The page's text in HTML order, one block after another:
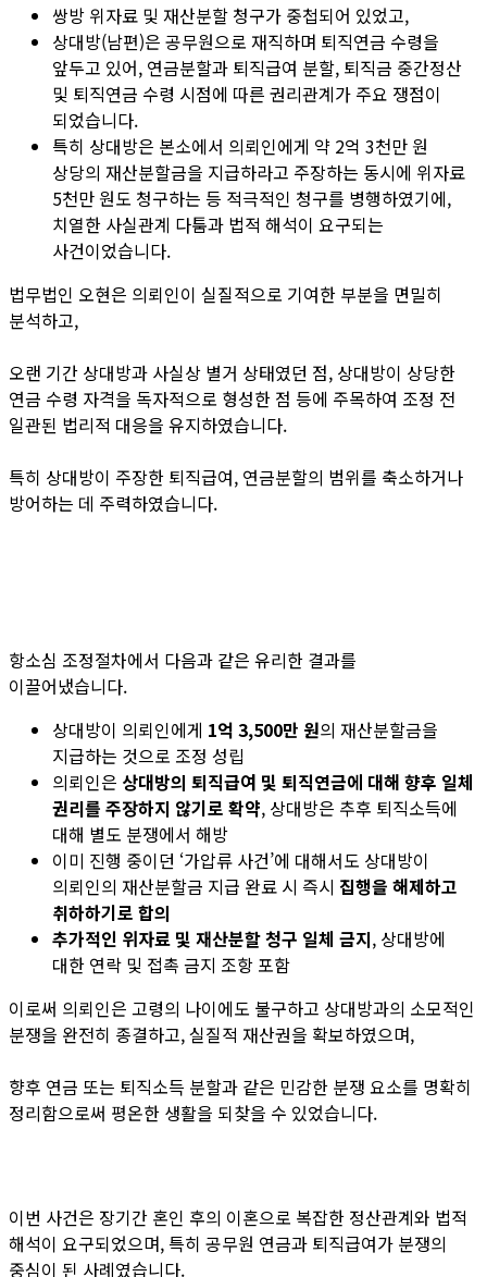
쌍방 위자료 및 재산분할 청구가 중첩되어 있었고,
상대방(남편)은 공무원으로 재직하며 퇴직연금 수령을
앞두고 있어, 연금분할과 퇴직급여 분할, 퇴직금 중간정산
및 퇴직연금 수령 시점에 따른 권리관계가 주요 쟁점이
되었습니다.
특히 상대방은 본소에서 의뢰인에게 약 2억 3천만 원
상당의 재산분할금을 지급하라고 주장하는 동시에 위자료
5천만 원도 청구하는 등 적극적인 청구를 병행하였기에,
치열한 사실관계 다툼과 법적 해석이 요구되는
사건이었습니다.
법무법인 오현은 의뢰인이 실질적으로 기여한 부분을 면밀히
분석하고,
오랜 기간 상대방과 사실상 별거 상태였던 점, 상대방이 상당한
연금 수령 자격을 독자적으로 형성한 점 등에 주목하여 조정 전
일관된 법리적 대응을 유지하였습니다.
특히 상대방이 주장한 퇴직급여, 연금분할의 범위를 축소하거나
방어하는 데 주력하였습니다.
항소심 조정절차에서 다음과 같은 유리한 결과를
이끌어냈습니다.
상대방이 의뢰인에게 1억 3,500만 원의 재산분할금을
지급하는 것으로 조정 성립
의뢰인은 상대방의 퇴직급여 및 퇴직연금에 대해 향후 일체
권리를 주장하지 않기로 확약, 상대방은 추후 퇴직소득에
대해 별도 분쟁에서 해방
이미 진행 중이던 ‘가압류 사건’에 대해서도 상대방이
의뢰인의 재산분할금 지급 완료 시 즉시 집행을 해제하고
취하하기로 합의
추가적인 위자료 및 재산분할 청구 일체 금지, 상대방에
대한 연락 및 접촉 금지 조항 포함
이로써 의뢰인은 고령의 나이에도 불구하고 상대방과의 소모적인
분쟁을 완전히 종결하고, 실질적 재산권을 확보하였으며,
향후 연금 또는 퇴직소득 분할과 같은 민감한 분쟁 요소를 명확히
정리함으로써 평온한 생활을 되찾을 수 있었습니다.
이번 사건은 장기간 혼인 후의 이혼으로 복잡한 정산관계와 법적
해석이 요구되었으며,특히 공무원 연금과 퇴직급여가 분쟁의
중심이 된 사례였습니다.